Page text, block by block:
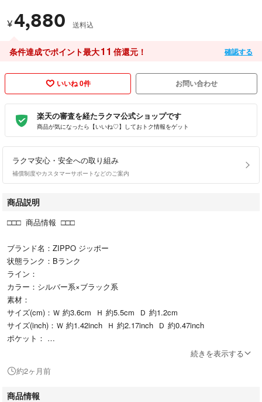
¥4,880 送料込
条件達成でポイント最大11 倍還元！ 確認する
いいね 0件 お問い合わせ
楽天の審査を経たラクマ公式ショップです
商品が気になったら【いいね♡】しておトク情報をゲット
ラクマ安心・安全への取り組み
補償制度やカスタマーサポートなどのご案内
商品説明
□□□ 商品情報 □□□
ブランド名：ZIPPO ジッポー
状態ランク：Bランク
ライン：
カラー：シルバー系×ブラック系
素材：
サイズ(cm)：Ｗ 約3.6cm Ｈ 約5.5cm Ｄ 約1.2cm
サイズ(inch)：Ｗ 約1.42inch Ｈ 約2.17inch Ｄ 約0.47inch
ポケット：
状態：使用感小 擦れ 汚れ小 小傷
着火未確認 着火保証無し 現状渡し
続きを表示する
約2ヶ月前
商品情報